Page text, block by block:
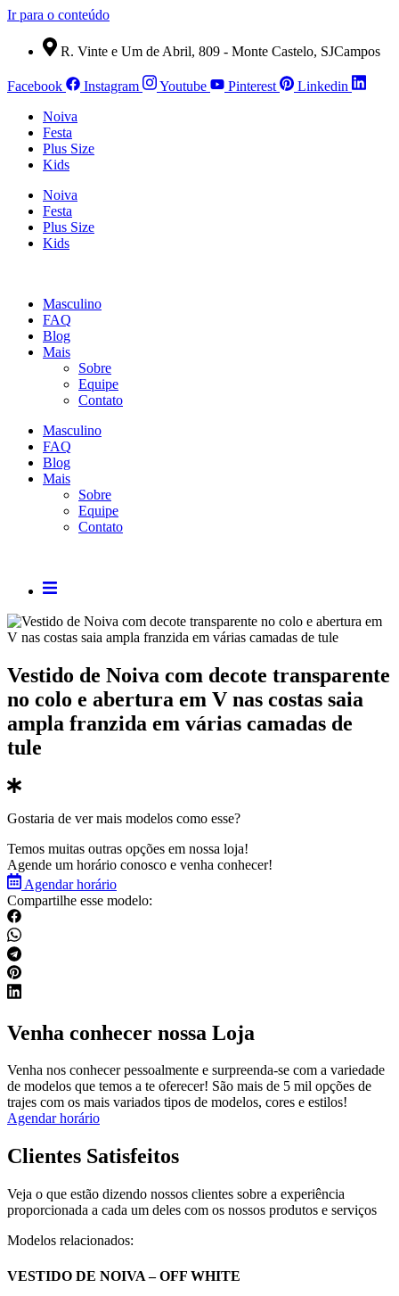
Ir para o conteúdo
R. Vinte e Um de Abril, 809 - Monte Castelo, SJCampos
Facebook Instagram Youtube Pinterest
Linkedin
Noiva
Festa
Plus Size
Kids
Noiva
Festa
Plus Size
Kids
Masculino
FAQ
Blog
Mais
Sobre
Equipe
Contato
Masculino
FAQ
Blog
Mais
Sobre
Equipe
Contato
Vestido de Noiva com decote transparente
no colo e abertura em V nas costas saia
ampla franzida em várias camadas de
tule
Gostaria de ver mais modelos como esse?
Temos muitas outras opções em nossa loja!
Agende um horário conosco e venha conhecer!
Agendar horário
Compartilhe esse modelo:
Venha conhecer nossa Loja
Venha nos conhecer pessoalmente e surpreenda-se com a variedade
de modelos que temos a te oferecer! São mais de 5 mil opções de
trajes com os mais variados tipos de modelos, cores e estilos!
Agendar horário
Clientes Satisfeitos
Veja o que estão dizendo nossos clientes sobre a experiência
proporcionada a cada um deles com os nossos produtos e serviços
Modelos relacionados:
VESTIDO DE NOIVA – OFF WHITE